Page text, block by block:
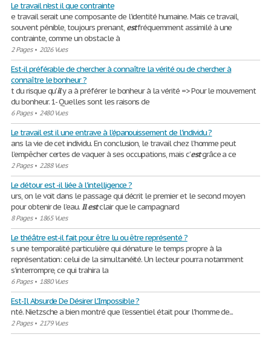
Le travail n'est il que contrainte
e travail serait une composante de l’identité humaine. Mais ce travail,
souvent pénible, toujours prenant, estfréquemment assimilé à une
contrainte, comme un obstacle à
2 Pages• 2026 Vues
Est-il préférable de chercher à connaître la vérité ou de chercher à
connaître le bonheur ?
t du risque qu'ily a à préférer le bonheur à la vérité => Pour le mouvement
du bonheur. 1- Quelles sont les raisons de
6 Pages• 2480 Vues
Le travail est il une entrave à l'épanouissement de l'individu ?
ans la vie de cet individu. En conclusion, le travail chez l’homme peut
l’empêcher certes de vaquer à ses occupations, mais c’estgrâce a ce
2 Pages• 2288 Vues
Le détour est -il liée à l'intelligence ?
urs, on le voit dans le passage qui décrit le premier et le second moyen
pour obtenir de l’eau.Il estclair que le campagnard
8 Pages• 1865 Vues
Le théâtre est-il fait pour être lu ou être représenté ?
s une temporalité particulière qui dénature le temps propre à la
représentation: celui de la simultanéité. Un lecteur pourra notamment
s'interrompre, ce qui trahira la
6 Pages• 1880 Vues
Est-Il Absurde De Désirer L'Impossible ?
nté. Nietzsche a bien montré que l'essentiel était pour l'homme de...
2 Pages• 2179 Vues